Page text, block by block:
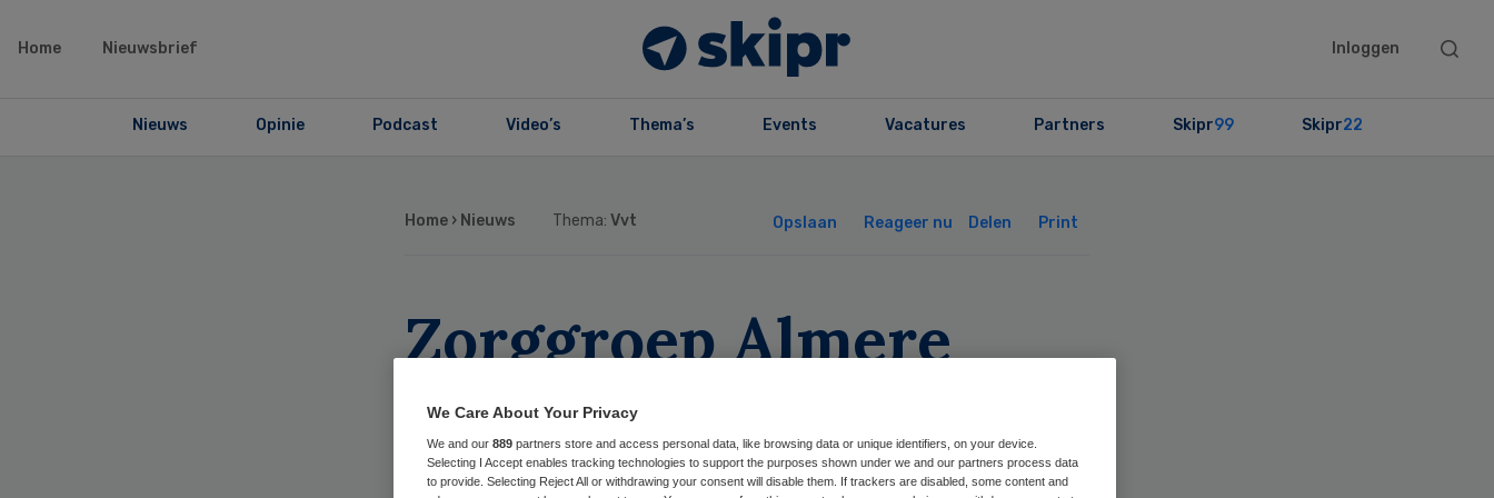
Home Nieuwsbrief Inloggen
Search
Nieuws Opinie Podcast Video’s Thema’s Events Vacatures Partners Skipr99 Skipr22
Home › Nieuws Thema:Vvt Opslaan Reageer nu Delen Print
Zorggroep Almere
start met nieuwe
bestuurder
We Care About Your Privacy
We and our 889 partners store and access personal data, like browsing data or unique identifiers, on your device.
Selecting I Accept enables tracking technologies to support the purposes shown under we and our partners process data
to provide. Selecting Reject All or withdrawing your consent will disable them. If trackers are disabled, some content and